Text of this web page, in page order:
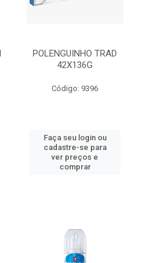
POLENGUINHO TRAD
42X136G
Código: 9396
Faça seu login ou
cadastre-se para
ver preços e
comprar